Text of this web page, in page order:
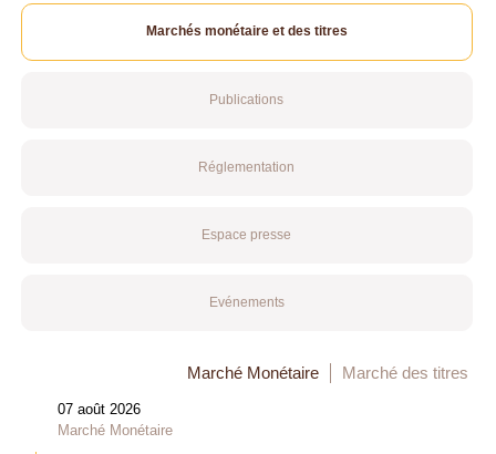
Marchés monétaire et des titres
Publications
Réglementation
Espace presse
Evénements
Marché Monétaire Marché des titres
07 août 2026
Marché Monétaire